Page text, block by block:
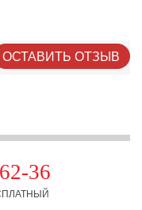
ОСТАВИТЬ ОТЗЫВ
36